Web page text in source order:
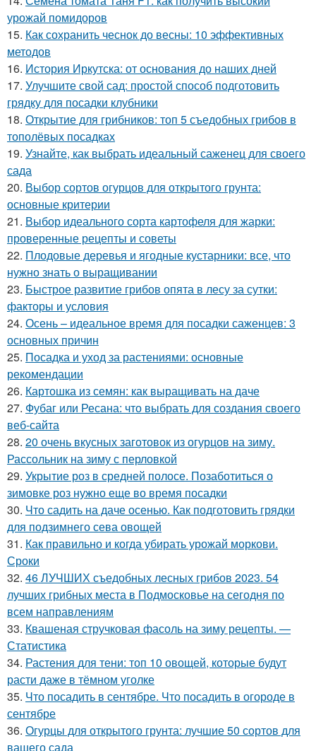
урожай помидоров
15. Как сохранить чеснок до весны: 10 эффективных
методов
16. История Иркутска: от основания до наших дней
17. Улучшите свой сад: простой способ подготовить
грядку для посадки клубники
18. Открытие для грибников: топ 5 съедобных грибов в
тополёвых посадках
19. Узнайте, как выбрать идеальный саженец для своего
сада
20. Выбор сортов огурцов для открытого грунта:
основные критерии
21. Выбор идеального сорта картофеля для жарки:
проверенные рецепты и советы
22. Плодовые деревья и ягодные кустарники: все, что
нужно знать о выращивании
23. Быстрое развитие грибов опята в лесу за сутки:
факторы и условия
24. Осень – идеальное время для посадки саженцев: 3
основных причин
25. Посадка и уход за растениями: основные
рекомендации
26. Картошка из семян: как выращивать на даче
27. Фубаг или Ресана: что выбрать для создания своего
веб-сайта
28. 20 очень вкусных заготовок из огурцов на зиму.
Рассольник на зиму с перловкой
29. Укрытие роз в средней полосе. Позаботиться о
зимовке роз нужно еще во время посадки
30. Что садить на даче осенью. Как подготовить грядки
для подзимнего сева овощей
31. Как правильно и когда убирать урожай моркови.
Сроки
32. 46 ЛУЧШИХ съедобных лесных грибов 2023. 54
лучших грибных места в Подмосковье на сегодня по
всем направлениям
33. Квашеная стручковая фасоль на зиму рецепты. —
Статистика
34. Растения для тени: топ 10 овощей, которые будут
расти даже в тёмном уголке
35. Что посадить в сентябре. Что посадить в огороде в
сентябре
36. Огурцы для открытого грунта: лучшие 50 сортов для
вашего сада